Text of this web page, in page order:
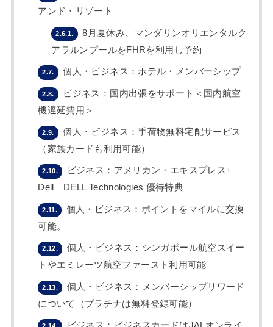
アンド・リゾート
2.6.1.
8月夏休み、マンダリンオリエンタルク
アラルンプールをFHRを利用し予約
2.7. 個人・ビジネス：ホテル・メンバーシップ
2.8.
ビジネス：国内出張をサポート＜国内航空
機遅延費用＞
2.9.
個人・ビジネス：手荷物無料宅配サービス
（家族カードも利用可能）
2.10.
ビジネス：アメリカン・エキスプレス+
Dell DELL Technologies 優待特典
2.11.
個人・ビジネス：ポイントをマイルに交換
可能。
2.12.
個人・ビジネス：シンガポール航空スイー
トやエミレーツ航空ファースト利用可能
2.13.
個人・ビジネス：メンバーシップリワード
について（プラチナは無料登録可能）